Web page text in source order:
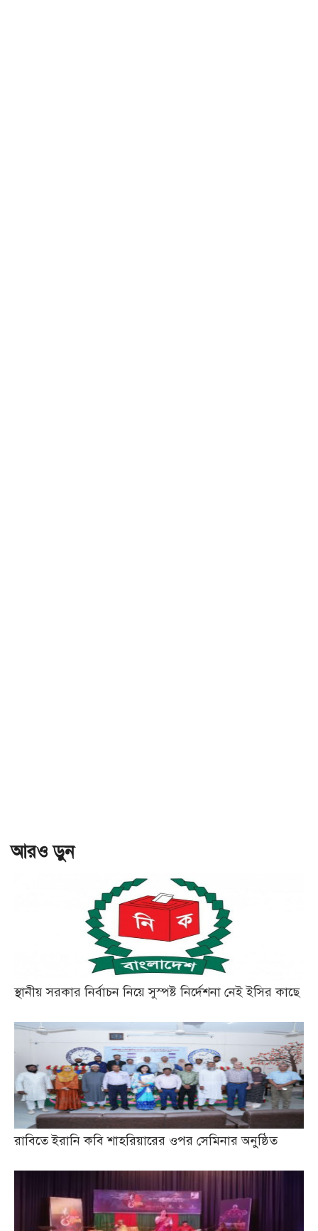
আরও ড়ুন
স্থানীয় সরকার নির্বাচন নিয়ে সুস্পষ্ট নির্দেশনা নেই ইসির কাছে
রাবিতে ইরানি কবি শাহরিয়ারের ওপর সেমিনার অনুষ্ঠিত